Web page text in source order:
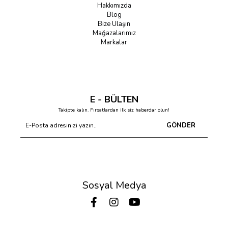
Hakkımızda
Blog
Bize Ulaşın
Mağazalarımız
Markalar
E - BÜLTEN
Takipte kalın. Fırsatlardan ilk siz haberdar olun!
GÖNDER
Sosyal Medya